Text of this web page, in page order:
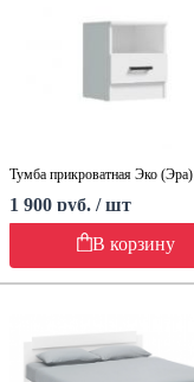
Тумба прикроватная Эко (Эра)
1 900 руб. / шт
В корзину